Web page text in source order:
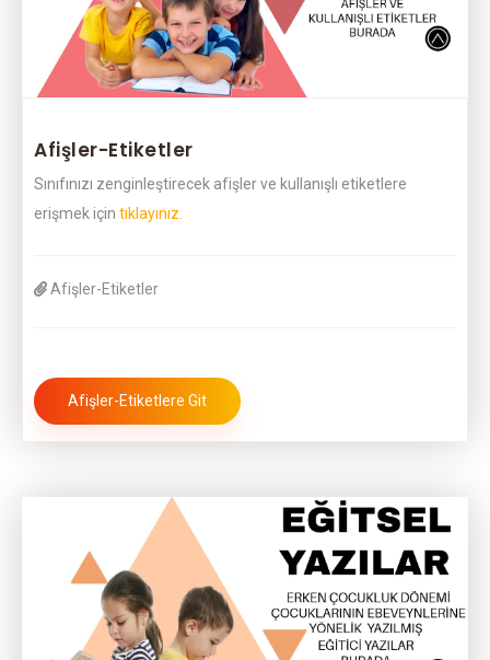
Afişler-Etiketler
Sınıfınızı zenginleştirecek afişler ve kullanışlı etiketlere
erişmek için tıklayınız.
Afişler-Etiketler
Afişler-Etiketlere Git